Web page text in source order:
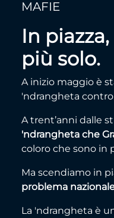
MAFIE
In
più solo.
A inizio maggio è
'ndrangheta contro
A trent’anni dalle
'ndrangheta che
coloro che sono in
Ma scendiamo in
problema
La 'ndrangheta è